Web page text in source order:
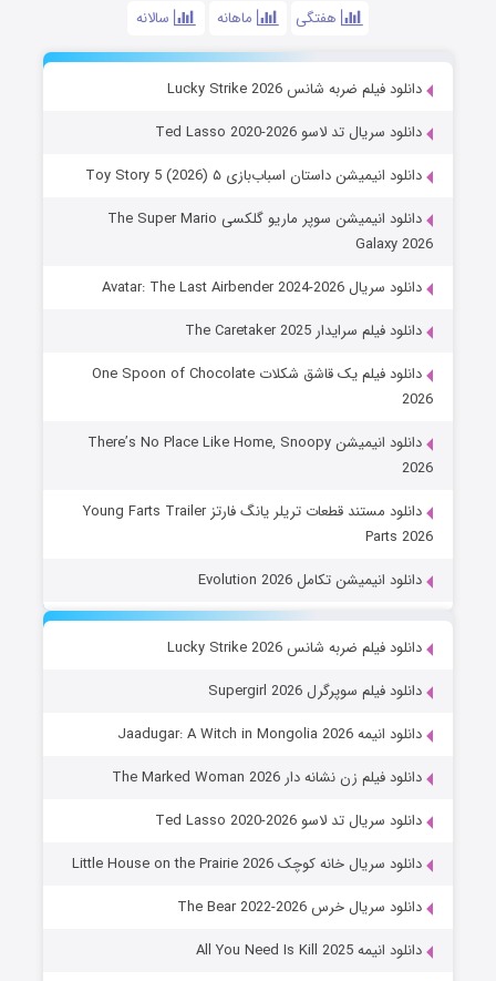
هفتگی ماهانه سالانه
دانلود فیلم ضربه شانس Lucky Strike 2026
دانلود سریال تد لاسو Ted Lasso 2020-2026
دانلود انیمیشن داستان اسباب‌بازی ۵ Toy Story 5 (2026)
دانلود انیمیشن سوپر ماریو گلکسی The Super Mario
Galaxy 2026
دانلود سریال Avatar: The Last Airbender 2024-2026
دانلود فیلم سرایدار The Caretaker 2025
دانلود فیلم یک قاشق شکلات One Spoon of Chocolate
2026
دانلود انیمیشن There’s No Place Like Home, Snoopy
2026
دانلود مستند قطعات تریلر یانگ فارتز Young Farts Trailer
Parts 2026
دانلود انیمیشن تکامل Evolution 2026
دانلود فیلم ضربه شانس Lucky Strike 2026
دانلود فیلم سوپرگرل Supergirl 2026
دانلود انیمه Jaadugar: A Witch in Mongolia 2026
دانلود فیلم زن نشانه دار The Marked Woman 2026
دانلود سریال تد لاسو Ted Lasso 2020-2026
دانلود سریال خانه کوچک Little House on the Prairie 2026
دانلود سریال خرس The Bear 2022-2026
دانلود انیمه All You Need Is Kill 2025